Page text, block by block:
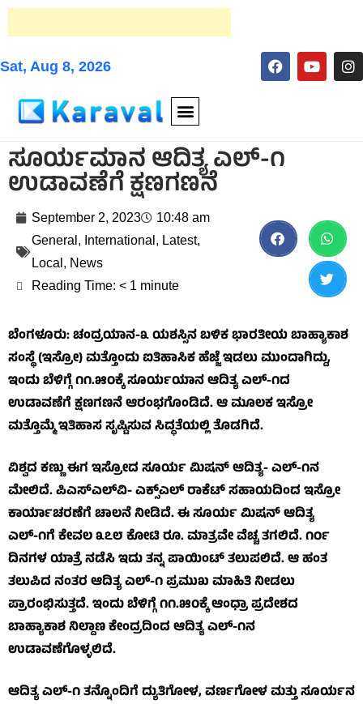
Sat, Aug 8, 2026
ಸೂರ್ಯಮಾನ ಆದಿತ್ಯ ಎಲ್-೧
ಉಡಾವಣೆಗೆ ಕ್ಷಣಗಣನೆ
September 2, 2023
10:48 am
General , International , Latest,
Local , News
Reading Time: < 1 minute
ಬೆಂಗಳೂರು: ಚಂದ್ರಯಾನ-೩ ಯಶಸ್ಸಿನ ಬಳಿಕ ಭಾರತೀಯ ಬಾಹ್ಯಾಕಾಶ
ಸಂಸ್ಥೆ (ಇಸ್ರೋ) ಮತ್ತೊಂದು ಐತಿಹಾಸಿಕ ಹೆಜ್ಜೆ ಇಡಲು ಮುಂದಾಗಿದ್ದು,
ಇಂದು ಬೆಳಿಗ್ಗೆ ೧೧.೫೦ಕ್ಕೆ ಸೂರ್ಯಯಾನ ಆದಿತ್ಯ ಎಲ್-೧ದ
ಉಡಾವಣೆಗೆ ಕ್ಷಣಗಣನೆ ಆರಂಭಗೊಂಡಿದೆ. ಆ ಮೂಲಕ ಇಸ್ರೋ
ಮತ್ತೊಮ್ಮೆ ಇತಿಹಾಸ ಸೃಷ್ಟಿಸುವ ಸಿದ್ಧತೆಯಲ್ಲಿ ತೊಡಗಿದೆ.
ವಿಶ್ವದ ಕಣ್ಣು ಈಗ ಇಸ್ರೋದ ಸೂರ್ಯ ಮಿಷನ್ ಆದಿತ್ಯ- ಎಲ್-೧ನ
ಮೇಲಿದೆ. ಪಿಎಸ್‌ಎಲ್‌ವಿ- ಎಕ್ಸ್‌ಎಲ್ ರಾಕೆಟ್ ಸಹಾಯದಿಂದ ಇಸ್ರೋ
ಕಾರ್ಯಾಚರಣೆಗೆ ಚಾಲನೆ ನೀಡಿದೆ. ಈ ಸೂರ್ಯ ಮಿಷನ್ ಆದಿತ್ಯ
ಎಲ್-೧ಗೆ ಕೇವಲ ೩೭೮ ಕೋಟಿ ರೂ. ಮಾತ್ರವೇ ವೆಚ್ಚ ತಗಲಿದೆ. ೧೦೯
ದಿನಗಳ ಯಾತ್ರೆ ನಡೆಸಿ ಇದು ತನ್ನ ಪಾಯಿಂಟ್ ತಲುಪಲಿದೆ. ಆ ಹಂತ
ತಲುಪಿದ ನಂತರ ಆದಿತ್ಯ ಎಲ್-೧ ಪ್ರಮುಖ ಮಾಹಿತಿ ನೀಡಲು
ಪ್ರಾರಂಭಿಸುತ್ತದೆ. ಇಂದು ಬೆಳಿಗ್ಗೆ ೧೧.೫೦ಕ್ಕೆ ಆಂಧ್ರಾ ಪ್ರದೇಶದ
ಬಾಹ್ಯಾಕಾಶ ನಿಲ್ದಾಣ ಕೇಂದ್ರದಿಂದ ಆದಿತ್ಯ ಎಲ್-೧ನ
ಉಡಾವಣೆಗೊಳ್ಳಲಿದೆ.
ಆದಿತ್ಯ ಎಲ್-೧ ತನ್ನೊಂದಿಗೆ ದ್ಯುತಿಗೋಳ, ವರ್ಣಗೋಳ ಮತ್ತು ಸೂರ್ಯನ